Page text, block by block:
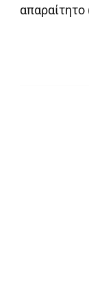
απαραίτητο